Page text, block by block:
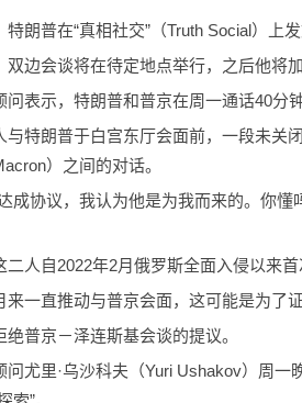
特朗普在“真相社交”（Truth Social）上
双边会谈将在待定地点举行，之后他将加
问表示，特朗普和普京在周一通话40分钟
与特朗普于白宫东厅会面前，一段未关
）之间的对话。
成协议，我认为他是为我而来的。你
二人自2022年2月俄罗斯全面入侵以来首
来一直推动与普京会面，这可能是为了
普京－泽连斯基会谈的提议。
问尤里·乌沙科夫（Yuri Ushakov）周